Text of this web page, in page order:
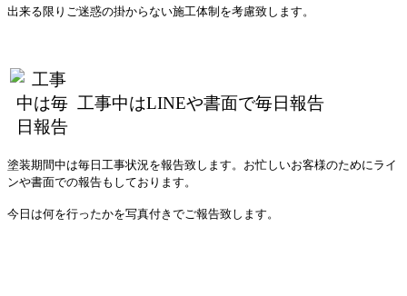
出来る限りご迷惑の掛からない施工体制を考慮致します。
工事中はLINEや書面で毎日報告
塗装期間中は毎日工事状況を報告致します。お忙しいお客様のためにライ
ンや書面での報告もしております。
今日は何を行ったかを写真付きでご報告致します。